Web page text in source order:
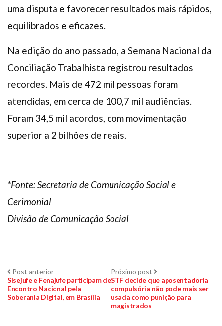
uma disputa e favorecer resultados mais rápidos,
equilibrados e eficazes.
Na edição do ano passado, a Semana Nacional da
Conciliação Trabalhista registrou resultados
recordes. Mais de 472 mil pessoas foram
atendidas, em cerca de 100,7 mil audiências.
Foram 34,5 mil acordos, com movimentação
superior a 2 bilhões de reais.
*Fonte:Secretaria de Comunicação Social e
Cerimonial
Divisão de Comunicação Social
Navegação
de
Post anteriorPost
anterior:
Sisejufe e Fenajufe participam de
Encontro Nacional pela
Soberania Digital, em Brasília
Próximo post Próximo
post:
STF decide que aposentadoria
compulsória não pode mais ser
usada como punição para
magistrados